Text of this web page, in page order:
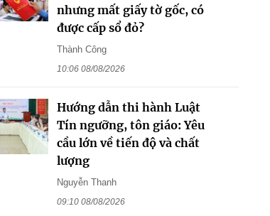
nhưng mất giấy tờ gốc, có
được cấp sổ đỏ?
Thành Công
10:06 08/08/2026
Hướng dẫn thi hành Luật
Tín ngưỡng, tôn giáo: Yêu
cầu lớn về tiến độ và chất
lượng
Nguyễn Thanh
09:10 08/08/2026